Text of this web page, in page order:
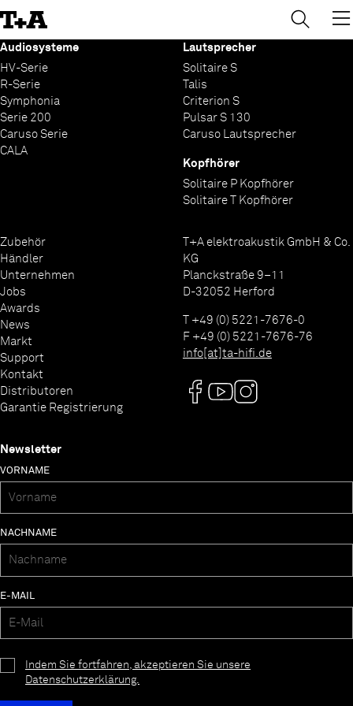
to
Content
Audiosysteme
HV-Serie
R-Serie
Symphonia
Serie 200
Caruso Serie
CALA
Lautsprecher
Solitaire S
Talis
Criterion S
Pulsar S 130
Caruso Lautsprecher
Kopfhörer
Solitaire P Kopfhörer
Solitaire T Kopfhörer
Zubehör
Händler
Unternehmen
Jobs
Awards
News
Markt
Support
Kontakt
Distributoren
Garantie Registrierung
T+A elektroakustik GmbH & Co.
KG
Planckstraße 9–11
D-32052 Herford
T +49 (0) 5221-7676-0
F +49 (0) 5221-7676-76
info[at]ta-hifi.de
Newsletter
VORNAME
NACHNAME
E-MAIL
Indem Sie fortfahren, akzeptieren Sie unsere
Datenschutzerklärung.
→ ×